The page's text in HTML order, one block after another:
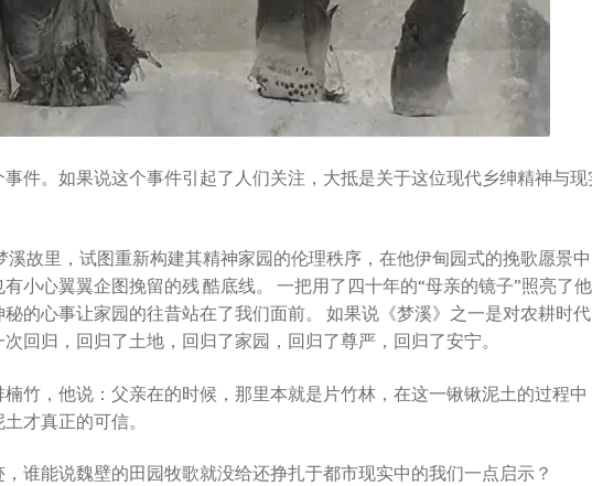
件。如果说这个事件引起了人们关注，大抵是关于这位现代乡绅精神与现
故里，试图重新构建其精神家园的伦理秩序，在他伊甸园式的挽歌愿景中
小心翼翼企图挽留的残 酷底线。 一把用了四十年的“母亲的镜子”照亮了
的心事让家园的往昔站在了我们面前。 如果说《梦溪》之一是对农耕时
回归，回归了土地，回归了家园，回归了尊严，回归了安宁。
竹，他说：父亲在的时候，那里本就是片竹林，在这一锹锹泥土的过程中
才真正的可信。
谁能说魏壁的田园牧歌就没给还挣扎于都市现实中的我们一点启示？